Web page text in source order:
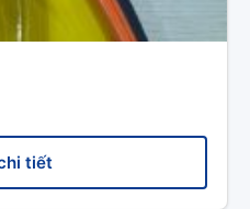
tiết